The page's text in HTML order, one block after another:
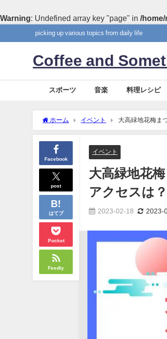
Warning: Undefined array key "page" in /
picking up various topics from daily life
Coffee and
スポーツ 音楽 料理レシピ
ホーム イベント 大高緑地花梅ま
Facebook
post
はてブ
Pocket
Feedly
イベント
大高緑地花
アクセスは？
2023-02-18 2023-